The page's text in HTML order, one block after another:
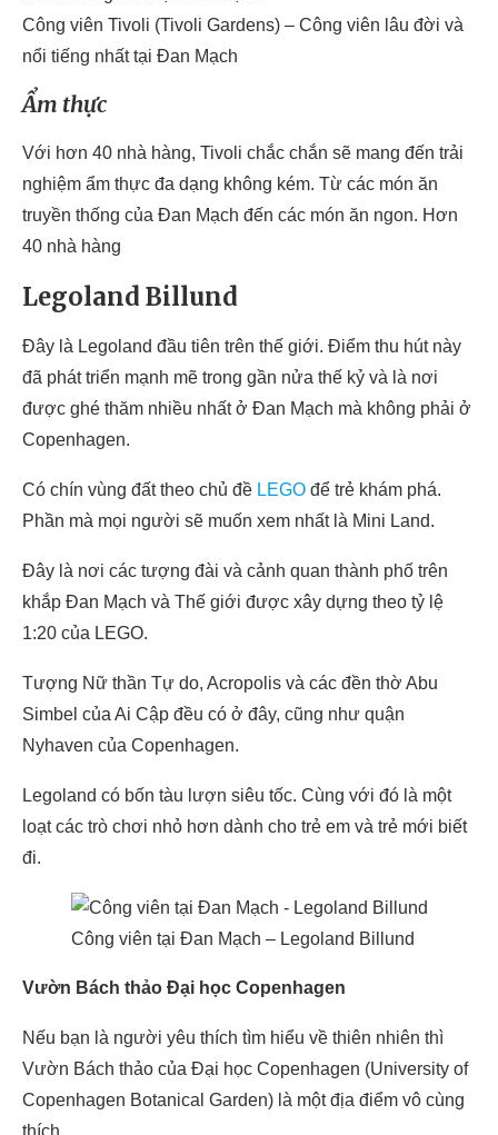
Công viên Tivoli (Tivoli Gardens) – Công viên lâu đời và
nổi tiếng nhất tại Đan Mạch
Ẩm thực
Với hơn 40 nhà hàng, Tivoli chắc chắn sẽ mang đến trải
nghiệm ẩm thực đa dạng không kém. Từ các món ăn
truyền thống của Đan Mạch đến các món ăn ngon. Hơn
40 nhà hàng
Legoland Billund
Đây là Legoland đầu tiên trên thế giới. Điểm thu hút này
đã phát triển mạnh mẽ trong gần nửa thế kỷ và là nơi
được ghé thăm nhiều nhất ở Đan Mạch mà không phải ở
Copenhagen.
Có chín vùng đất theo chủ đề LEGO để trẻ khám phá.
Phần mà mọi người sẽ muốn xem nhất là Mini Land.
Đây là nơi các tượng đài và cảnh quan thành phố trên
khắp Đan Mạch và Thế giới được xây dựng theo tỷ lệ
1:20 của LEGO.
Tượng Nữ thần Tự do, Acropolis và các đền thờ Abu
Simbel của Ai Cập đều có ở đây, cũng như quận
Nyhaven của Copenhagen.
Legoland có bốn tàu lượn siêu tốc. Cùng với đó là một
loạt các trò chơi nhỏ hơn dành cho trẻ em và trẻ mới biết
đi.
Công viên tại Đan Mạch – Legoland Billund
Vườn Bách thảo Đại học Copenhagen
Nếu bạn là người yêu thích tìm hiểu về thiên nhiên thì
Vườn Bách thảo của Đại học Copenhagen (University of
Copenhagen Botanical Garden) là một địa điểm vô cùng
thích .